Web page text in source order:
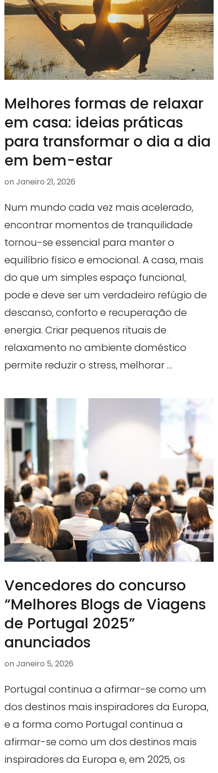
Melhores formas de relaxar
em casa: ideias práticas
para transformar o dia a dia
em bem-estar
on Janeiro 21, 2026
Num mundo cada vez mais acelerado,
encontrar momentos de tranquilidade
tornou-se essencial para manter o
equilíbrio físico e emocional. A casa, mais
do que um simples espaço funcional,
pode e deve ser um verdadeiro refúgio de
descanso, conforto e recuperação de
energia. Criar pequenos rituais de
relaxamento no ambiente doméstico
permite reduzir o stress, melhorar …
Vencedores do concurso
“Melhores Blogs de Viagens
de Portugal 2025”
anunciados
on Janeiro 5, 2026
Portugal continua a afirmar-se como um
dos destinos mais inspiradores da Europa,
e a forma como Portugal continua a
afirmar-se como um dos destinos mais
inspiradores da Europa e, em 2025, os